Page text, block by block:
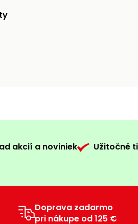
akcií a noviniek Užitočné
Doprava zadarmo
pri nákupe od 125 €